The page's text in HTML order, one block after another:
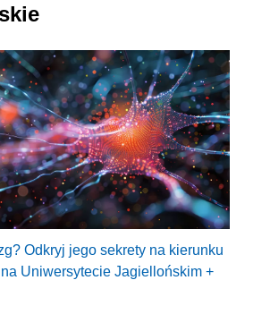
Odkryj jego sekrety na kierunku
Uniwersytecie Jagiellońskim +